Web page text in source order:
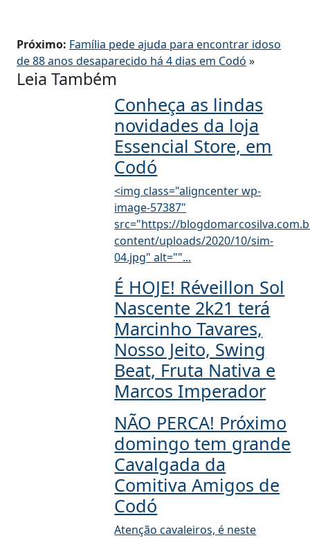
Próximo: Família pede ajuda para encontrar idoso
de 88 anos desaparecido há 4 dias em Codó »
Leia Também
Conheça as lindas
novidades da loja
Essencial Store, em
Codó
<img class="aligncenter wp-
image-57387"
src="https://
content/uploads/2020/10/sim-
04.jpg" alt=""...
É HOJE! Réveillon Sol
Nascente 2k21 terá
Marcinho Tavares,
Nosso Jeito, Swing
Beat, Fruta Nativa e
Marcos Imperador
NÃO PERCA! Próximo
domingo tem grande
Cavalgada da
Comitiva Amigos de
Codó
Atenção cavaleiros, é neste